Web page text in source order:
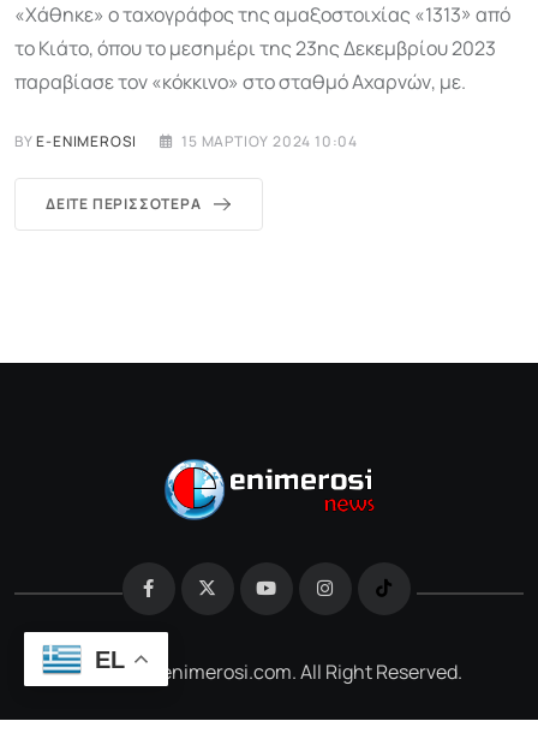
«Χάθηκε» ο ταχογράφος της αμαξοστοιχίας «1313» από
το Κιάτο, όπου το μεσημέρι της 23ης Δεκεμβρίου 2023
παραβίασε τον «κόκκινο» στο σταθμό Αχαρνών, με.
BYE-ENIMEROSI 15 ΜΑΡΤΊΟΥ 2024 10:04
ΔΕΊΤΕ ΠΕΡΙΣΣΌΤΕΡΑ
@2026 e-enimerosi.com. All Right Reserved.
EL